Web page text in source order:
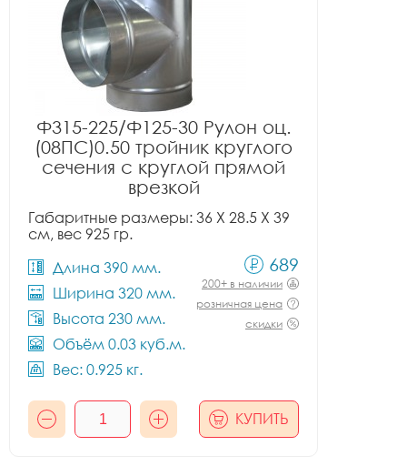
Ф315-225/Ф125-30 Рулон оц.
(08ПС)0.50 тройник круглого
сечения с круглой прямой
врезкой
Габаритные размеры: 36 X 28.5 X 39
см, вес 925 гр.
Длина 390 мм.
Ширина 320 мм.
Высота 230 мм.
Объём 0.03 куб.м.
Вес: 0.925 кг.
689
200+ в наличии
розничная цена
скидки
КУПИТЬ